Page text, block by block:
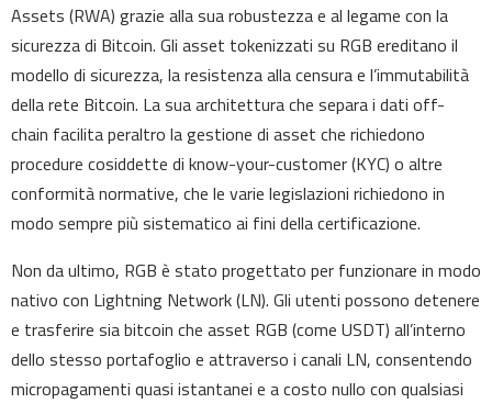
Assets (RWA) grazie alla sua robustezza e al legame con la
sicurezza di Bitcoin. Gli asset tokenizzati su RGB ereditano il
modello di sicurezza, la resistenza alla censura e l’immutabilità
della rete Bitcoin. La sua architettura che separa i dati off-
chain facilita peraltro la gestione di asset che richiedono
procedure cosiddette di know-your-customer (KYC) o altre
conformità normative, che le varie legislazioni richiedono in
modo sempre più sistematico ai fini della certificazione.
Non da ultimo, RGB è stato progettato per funzionare in modo
nativo con Lightning Network (LN). Gli utenti possono detenere
e trasferire sia bitcoin che asset RGB (come USDT) all’interno
dello stesso portafoglio e attraverso i canali LN, consentendo
micropagamenti quasi istantanei e a costo nullo con qualsiasi